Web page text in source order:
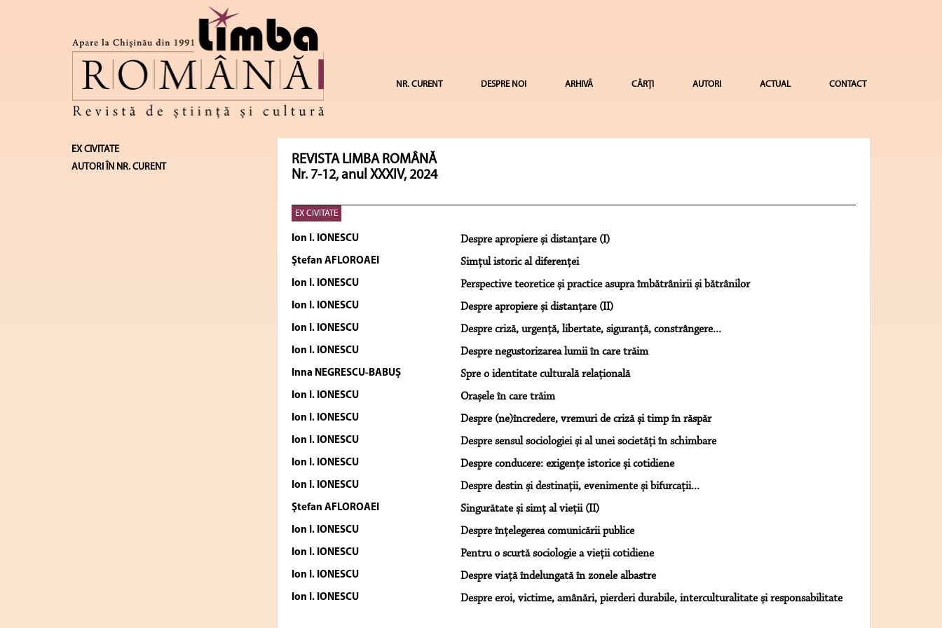
NR. CURENT DESPRE NOI ARHIVĂ CĂRȚI AUTORI ACTUAL CONTACT
EX CIVITATE
AUTORI ÎN NR. CURENT
REVISTA LIMBA ROMÂNĂ
Nr. 7-12, anul XXXIV, 2024
EX CIVITATE
Ion I. IONESCU Despre apropiere și distanțare (I)
Ştefan AFLOROAEI Simțul istoric al diferenței
Ion I. IONESCU Perspective teoretice și practice asupra îmbătrânirii și bătrânilor
Ion I. IONESCU Despre apropiere și distanțare (II)
Ion I. IONESCU Despre criză, urgență, libertate, siguranță, constrângere...
Ion I. IONESCU Despre negustorizarea lumii în care trăim
Inna NEGRESCU-BABUȘ Spre o identitate culturală relațională
Ion I. IONESCU Orașele în care trăim
Ion I. IONESCU Despre (ne)încredere, vremuri de criză și timp în răspăr
Ion I. IONESCU Despre sensul sociologiei și al unei societăți în schimbare
Ion I. IONESCU Despre conducere: exigențe istorice și cotidiene
Ion I. IONESCU Despre destin și destinații, evenimente și bifurcații...
Ştefan AFLOROAEI Singurătate și simț al vieții (II)
Ion I. IONESCU Despre înţelegerea comunicării publice
Ion I. IONESCU Pentru o scurtă sociologie a vieții cotidiene
Ion I. IONESCU Despre viață îndelungată în zonele albastre
Ion I. IONESCU Despre eroi, victime, amânări, pierderi durabile, interculturalitate și responsabilitate